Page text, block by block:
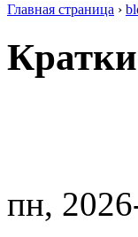
Главная страница ›
пн,